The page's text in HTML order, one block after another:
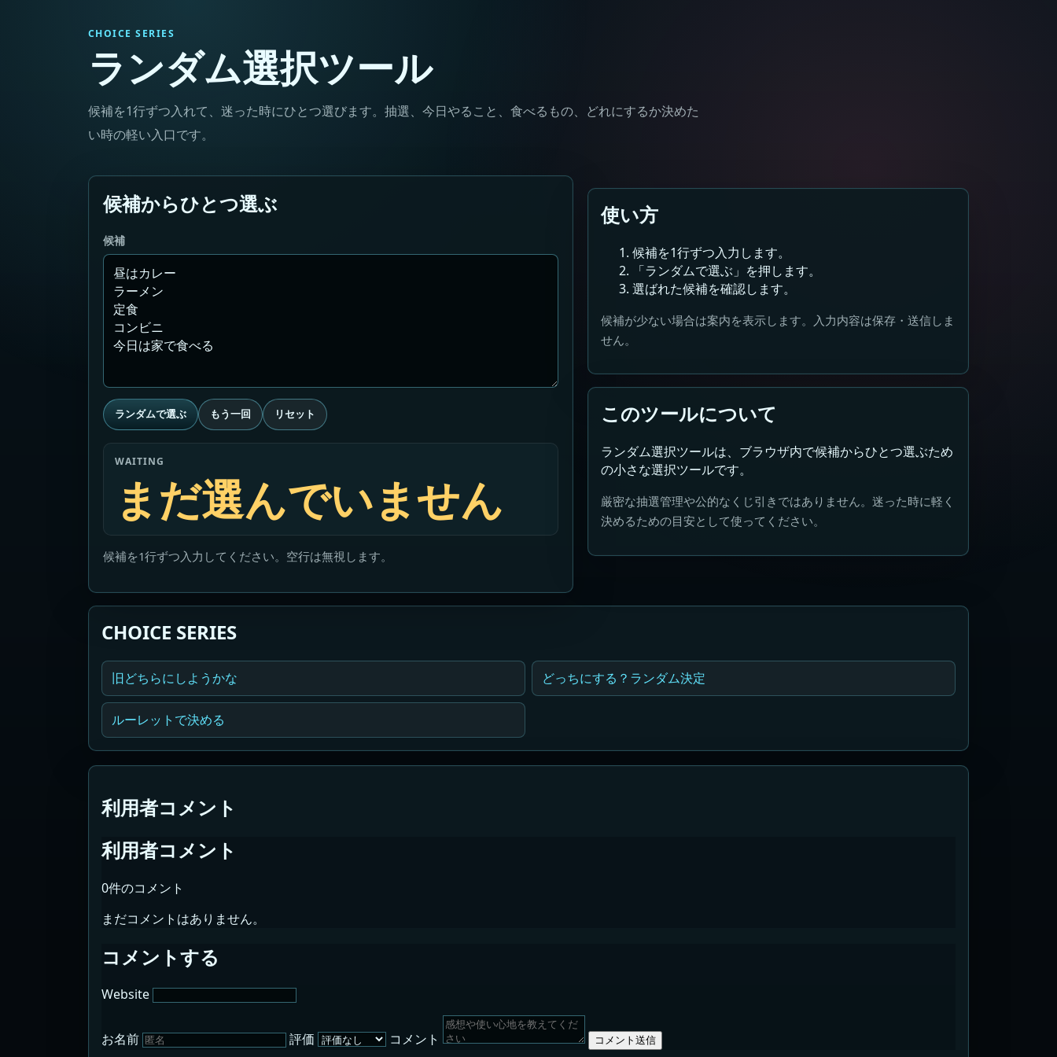
CHOICE SERIES
ランダム選択ツール
候補を1行ずつ入れて、迷った時にひとつ選びます。抽選、今日やること、食べるもの、どれにするか決めた
い時の軽い入口です。
候補からひとつ選ぶ
候補
ランダムで選ぶ もう一回 リセット
WAITING
まだ選んでいません
候補を1行ずつ入力してください。空行は無視します。
使い方
候補を1行ずつ入力します。
「ランダムで選ぶ」を押します。
選ばれた候補を確認します。
候補が少ない場合は案内を表示します。入力内容は保存・送信しま
せん。
このツールについて
ランダム選択ツールは、ブラウザ内で候補からひとつ選ぶため
の小さな選択ツールです。
厳密な抽選管理や公的なくじ引きではありません。迷った時に軽く
決めるための目安として使ってください。
CHOICE SERIES
旧どちらにしようかな どっちにする？ランダム決定
ルーレットで決める
利用者コメント
利用者コメント
0件のコメント
まだコメントはありません。
コメントする
Website
お名前 評価 コメント コメント送信